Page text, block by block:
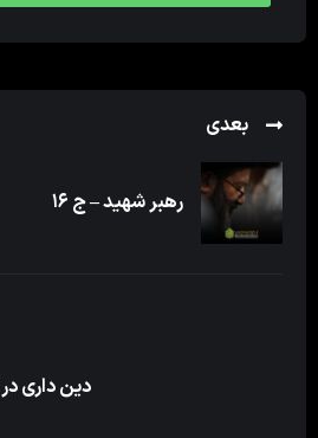
بعدی
رهبر شهید – ج ۱۶
دین داری در